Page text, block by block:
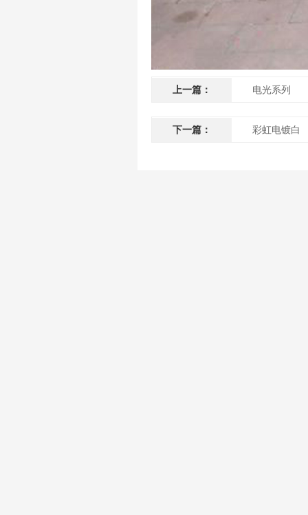
上一篇： 电光系列
下一篇： 彩虹电镀白